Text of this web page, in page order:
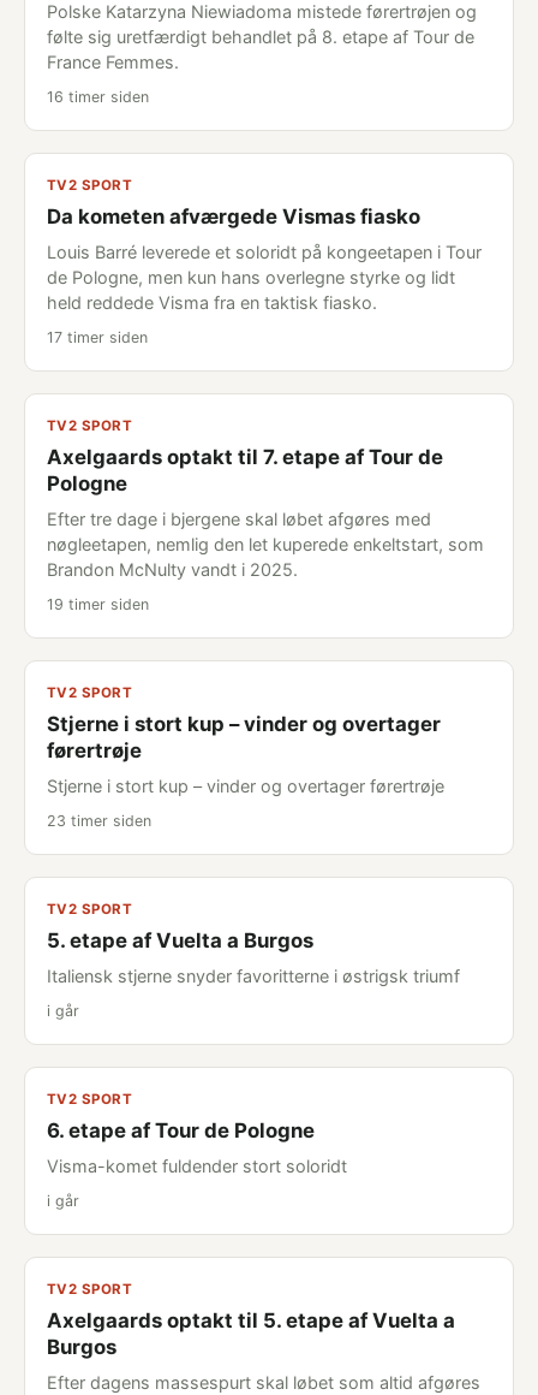
Polske Katarzyna Niewiadoma mistede førertrøjen og
følte sig uretfærdigt behandlet på 8. etape af Tour de
France Femmes.
16 timer siden
TV2 SPORT
Da kometen afværgede Vismas fiasko
Louis Barré leverede et soloridt på kongeetapen i Tour
de Pologne, men kun hans overlegne styrke og lidt
held reddede Visma fra en taktisk fiasko.
17 timer siden
TV2 SPORT
Axelgaards optakt til 7. etape af Tour de
Pologne
Efter tre dage i bjergene skal løbet afgøres med
nøgleetapen, nemlig den let kuperede enkeltstart, som
Brandon McNulty vandt i 2025.
19 timer siden
TV2 SPORT
Stjerne i stort kup – vinder og overtager
førertrøje
Stjerne i stort kup – vinder og overtager førertrøje
23 timer siden
TV2 SPORT
5. etape af Vuelta a Burgos
Italiensk stjerne snyder favoritterne i østrigsk triumf
i går
TV2 SPORT
6. etape af Tour de Pologne
Visma-komet fuldender stort soloridt
i går
TV2 SPORT
Axelgaards optakt til 5. etape af Vuelta a
Burgos
Efter dagens massespurt skal løbet som altid afgøres